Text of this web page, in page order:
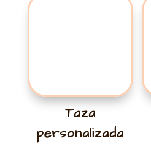
Taza
personalizada